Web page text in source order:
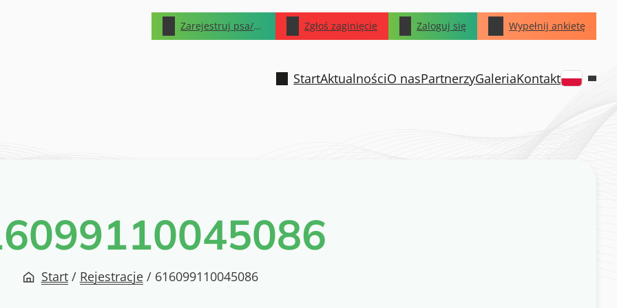
Zarejestruj psa/kota Zgłoś zaginięcie Zaloguj się Wypełnij ankietę
StartAktualnościO nasPartnerzyGaleriaKontakt
Start / Rejestracje / 616099110045086